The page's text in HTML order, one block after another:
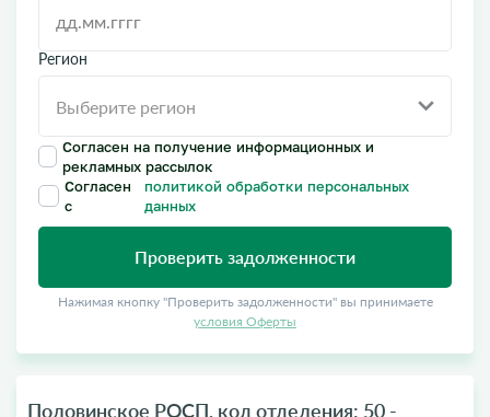
Регион
Согласен на получение информационных и
рекламных рассылок
Согласен
с
политикой обработки персональных
данных
Проверить задолженности
Нажимая кнопку "Проверить задолженности" вы принимаете
условия Оферты
Половинское РОСП, код отделения: 50 -